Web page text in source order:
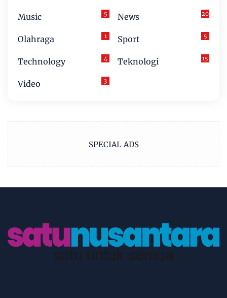
Music 5 News 20
Olahraga 1 Sport 5
Technology 4 Teknologi 15
Video 3
SPECIAL ADS